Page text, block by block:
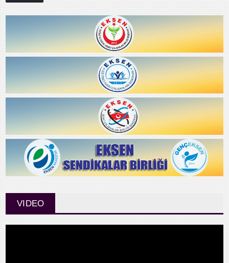
VIDEO